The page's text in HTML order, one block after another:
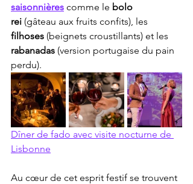
saisonnières comme le bolo
rei (gâteau aux fruits confits), les
filhoses (beignets croustillants) et les
rabanadas (version portugaise du pain
perdu).
Dîner de fado avec visite nocturne de
Lisbonne
Au cœur de cet esprit festif se trouvent